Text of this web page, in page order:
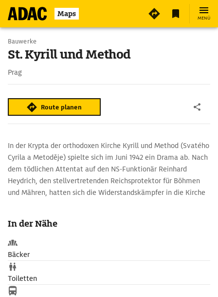
Maps MENÜ
Bauwerke
St. Kyrill und Method
Prag
Route planen
In der Krypta der orthodoxen Kirche Kyrill und Method (Svatého
Cyrila a Metoděje) spielte sich im Juni 1942 ein Drama ab. Nach
dem tödlichen Attentat auf den NS-Funktionär Reinhard
Heydrich, den stellvertretenden Reichsprotektor für Böhmen
und Mähren, hatten sich die Widerstandskämpfer in die Kirche
aussichtslosem Kampf Selbstmord. Die ›Nationale
Gedenkstätte für die Opfer des Heydrich Terrors‹ (Národní
památník hrdínů Heydrichiády) erinnert an sie.
In der Nähe
Bäcker
Toiletten